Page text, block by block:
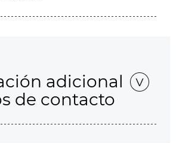
adicional
de contacto